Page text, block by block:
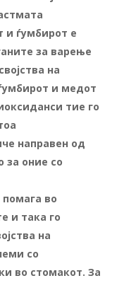
и ѓумбирот е
за варење
на
и медот
тие го
направен од
за оние со
во
и така го
на
со
во стомакот. За